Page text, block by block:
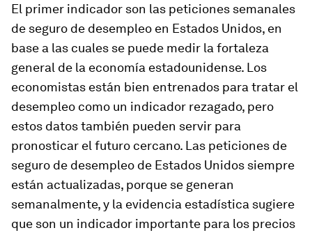
El primer indicador son las peticiones semanales
de seguro de desempleo en Estados Unidos, en
base a las cuales se puede medir la fortaleza
general de la economía estadounidense. Los
economistas están bien entrenados para tratar el
desempleo como un indicador rezagado, pero
estos datos también pueden servir para
pronosticar el futuro cercano. Las peticiones de
seguro de desempleo de Estados Unidos siempre
están actualizadas, porque se generan
semanalmente, y la evidencia estadística sugiere
que son un indicador importante para los precios